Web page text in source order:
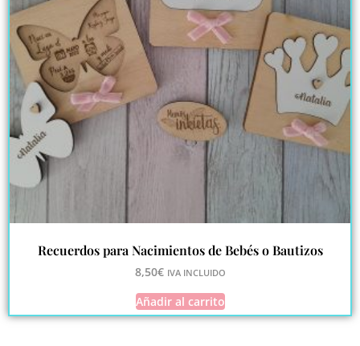
Recuerdos para Nacimientos de Bebés o Bautizos
8,50€ IVA INCLUIDO
Añadir al carrito